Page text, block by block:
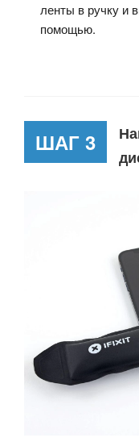
ленты в ручку и
помощью.
ШАГ 3